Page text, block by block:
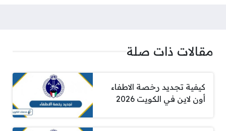
مقالات ذات صلة
كيفية تجديد رخصة الاطفاء
أون لاين في الكويت 2026